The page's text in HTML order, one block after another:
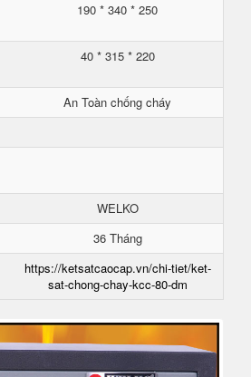
190 * 340 * 250
40 * 315 * 220
An Toàn chống cháy
WELKO
36 Tháng
https://ketsatcaocap.vn/chi-tiet/ket-
sat-chong-chay-kcc-80-dm